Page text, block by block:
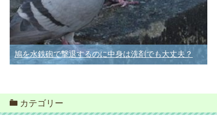
鳩を水鉄砲で撃退するのに中身は洗剤でも大丈夫？
カテゴリー